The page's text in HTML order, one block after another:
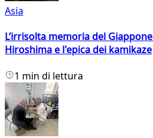
Asia
L’irrisolta memoria del
Hiroshima e l'epica dei kamikaze
1 min di lettura